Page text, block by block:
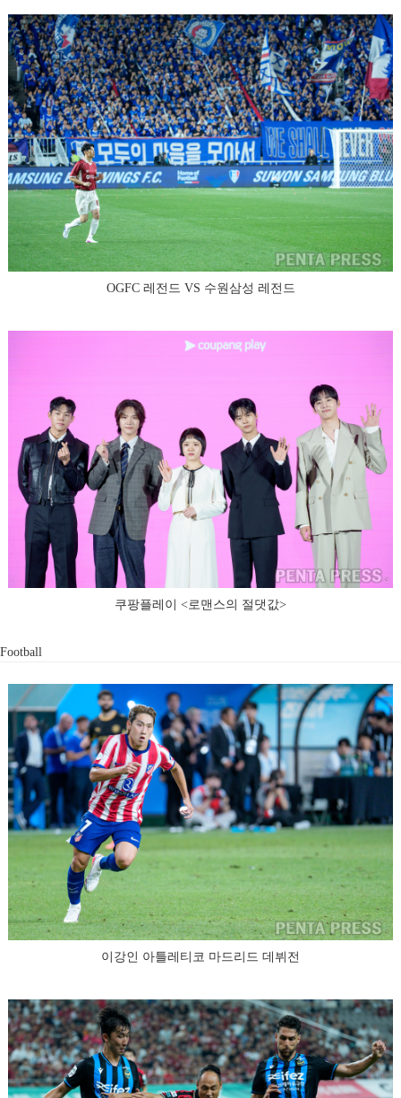
OGFC 레전드 VS 수원삼성 레전드
쿠팡플레이 <로맨스의 절댓값>
Football
이강인 아틀레티코 마드리드 데뷔전